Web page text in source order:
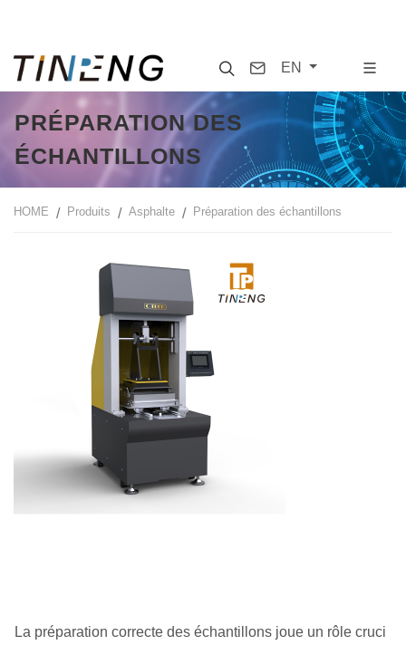
SearchContact
EN
PRÉPARATION DES
ÉCHANTILLONS
HOME Produits Asphalte Préparation des échantillons
La préparation correcte des échantillons joue un rôle cruci